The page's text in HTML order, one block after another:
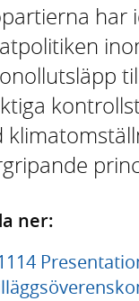
har
ner: